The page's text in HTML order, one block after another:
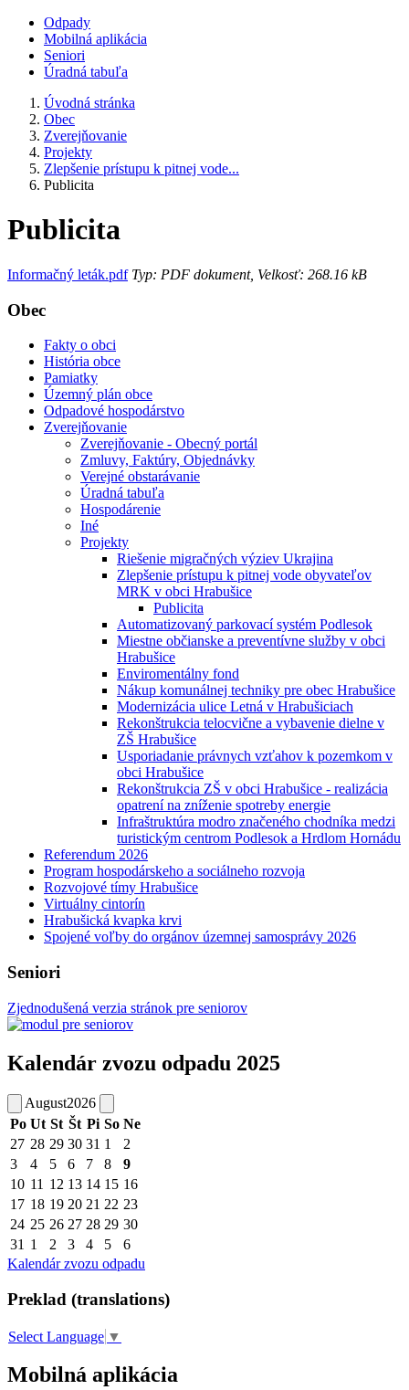
Odpady
Mobilná aplikácia
Seniori
Úradná tabuľa
Úvodná stránka
Obec
Zverejňovanie
Projekty
Zlepšenie prístupu k pitnej vode...
Publicita
Publicita
Informačný leták.pdfTyp: PDF dokument, Velkosť: 268.16 kB
Obec
Fakty o obci
História obce
Pamiatky
Územný plán obce
Odpadové hospodárstvo
Zverejňovanie
Zverejňovanie - Obecný portál
Zmluvy, Faktúry, Objednávky
Verejné obstarávanie
Úradná tabuľa
Hospodárenie
Iné
Projekty
Riešenie migračných výziev Ukrajina
Zlepšenie prístupu k pitnej vode obyvateľov
MRK v obci Hrabušice
Publicita
Automatizovaný parkovací systém Podlesok
Miestne občianske a preventívne služby v obci
Hrabušice
Enviromentálny fond
Nákup komunálnej techniky pre obec Hrabušice
Modernizácia ulice Letná v Hrabušiciach
Rekonštrukcia telocvične a vybavenie dielne v
ZŠ Hrabušice
Usporiadanie právnych vzťahov k pozemkom v
obci Hrabušice
Rekonštrukcia ZŠ v obci Hrabušice - realizácia
opatrení na zníženie spotreby energie
Infraštruktúra modro značeného chodníka medzi
turistickým centrom Podlesok a Hrdlom Hornádu
Referendum 2026
Program hospodárskeho a sociálneho rozvoja
Rozvojové tímy Hrabušice
Virtuálny cintorín
Hrabušická kvapka krvi
Spojené voľby do orgánov územnej samosprávy 2026
Seniori
Zjednodušená verzia stránok pre seniorov
Kalendár zvozu odpadu 2025
August2026
Po Ut St Št Pi So Ne
27 28 29 30 31 1
2
3
4 5 6 7 8
9
10 11 12 13 14 15 16
17 18 19 20 21 22 23
24 25 26 27 28 29 30
31 1 2 3 4 5
6
Kalendár zvozu odpadu
Preklad (translations)
Select Language ▼
Mobilná aplikácia